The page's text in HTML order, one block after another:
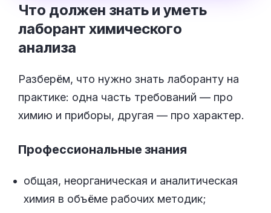
Что должен знать и уметь
лаборант химического
анализа
Разберём, что нужно знать лаборанту на
практике: одна часть требований — про
химию и приборы, другая — про характер.
Профессиональные знания
общая, неорганическая и аналитическая
химия в объёме рабочих методик;